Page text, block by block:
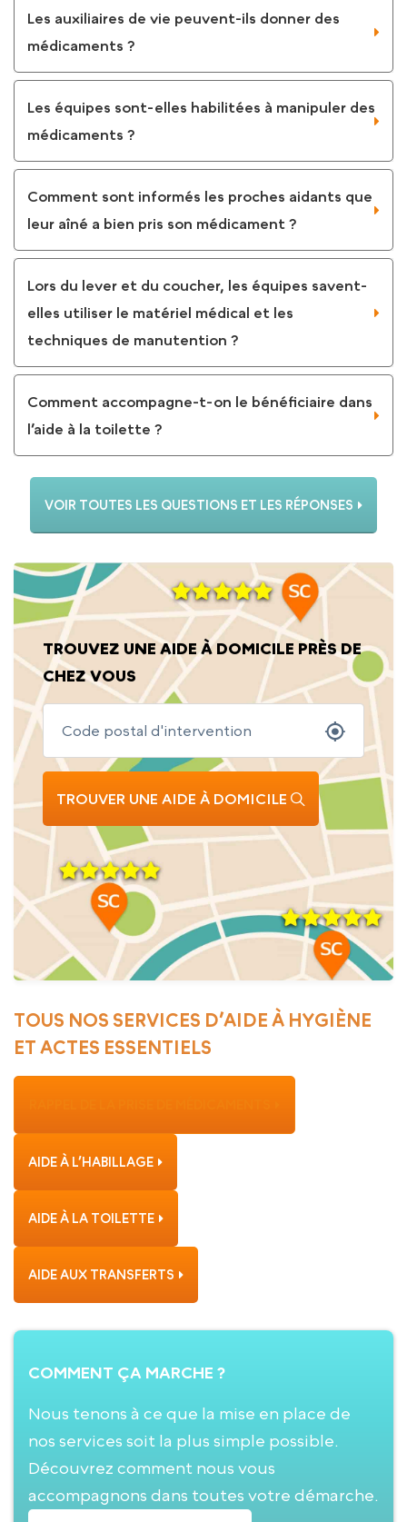
Les auxiliaires de vie peuvent-ils donner des
médicaments ?
Les équipes sont-elles habilitées à manipuler des
médicaments ?
Comment sont informés les proches aidants que
leur aîné a bien pris son médicament ?
Lors du lever et du coucher, les équipes savent-
elles utiliser le matériel médical et les
techniques de manutention ?
Comment accompagne-t-on le bénéficiaire dans
l’aide à la toilette ?
VOIR TOUTES LES QUESTIONS ET LES RÉPONSES
TROUVEZ UNE AIDE À DOMICILE PRÈS DE
CHEZ VOUS
TROUVER UNE AIDE À DOMICILE
TOUS NOS SERVICES D’AIDE À HYGIÈNE
ET ACTES ESSENTIELS
AIDE À L’HABILLAGE
AIDE À LA TOILETTE
AIDE AUX TRANSFERTS
COMMENT ÇA MARCHE ?
Nous tenons à ce que la mise en place de
nos services soit la plus simple possible.
Découvrez comment nous vous
accompagnons dans toutes votre démarche.